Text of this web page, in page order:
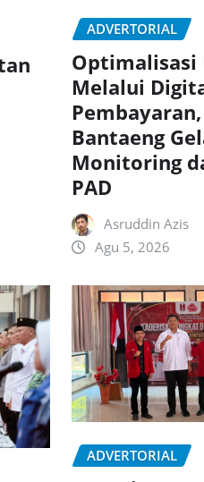
ADVERTORIAL
Optimalisasi
Melalui
Bantaeng
Monitoring
PAD
Asruddin Azis
Agu 5, 2026
ADVERTORIAL